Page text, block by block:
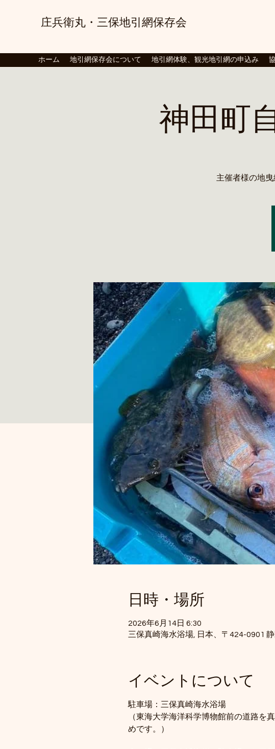
庄兵衛丸・三保地引 網保存会
ホーム 地引網保存会について 地引網体験、観光地引網の申込み
神田町
主催者様の地
日時・場所
2026年6月14日 6:30
三保真崎海水浴場, 日本、〒424-0901
イベントについて
駐車場：三保真崎海水浴場
（東海大学海洋科学博物館前の道路を
めです。）